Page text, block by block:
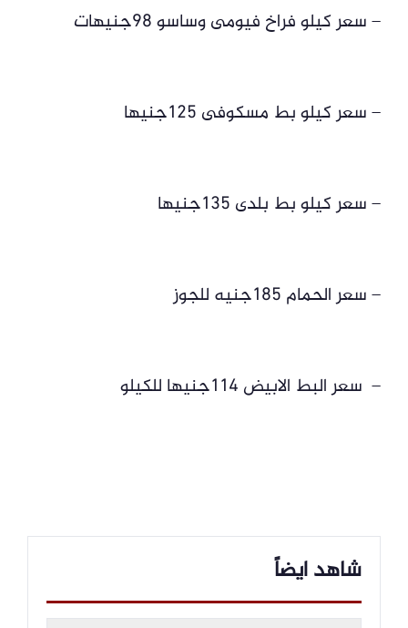
– سعر كيلو فراخ فيومى وساسو 98جنيهات
– سعر كيلو بط مسكوفى 125جنيها
– سعر كيلو بط بلدى 135جنيها
– سعر الحمام 185جنيه للجوز
– سعر البط الابيض 114جنيها للكيلو
شاهد ايضاً